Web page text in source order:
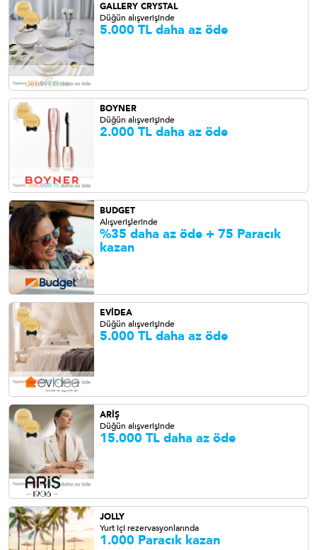
GALLERY CRYSTAL
Düğün alışverişinde
5.000 TL daha az öde
BOYNER
Düğün alışverişinde
2.000 TL daha az öde
BUDGET
Alışverişlerinde
%35 daha az öde + 75 Paracık
kazan
EVİDEA
Düğün alışverişinde
5.000 TL daha az öde
ARİŞ
Düğün alışverişinde
15.000 TL daha az öde
JOLLY
Yurt içi rezervasyonlarında
1.000 Paracık kazan